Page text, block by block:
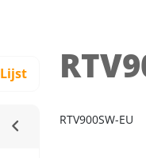
Lijst
RTV900SW-EU